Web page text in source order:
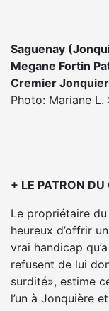
Saguenay
Megane Fortin
Cremier
Photo: Mariane L.
+ LE PATRON DU
Le propriétaire
heureux d’offrir
vrai handicap
refusent de lui
surdité», estime
l’un à Jonquière